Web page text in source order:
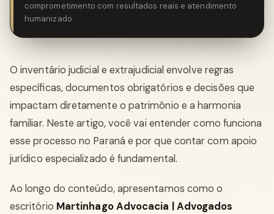
comprometimento com resultados reais e atendimento
humanizado.
O inventário judicial e extrajudicial envolve regras
específicas, documentos obrigatórios e decisões que
impactam diretamente o patrimônio e a harmonia
familiar. Neste artigo, você vai entender como funciona
esse processo no Paraná e por que contar com apoio
jurídico especializado é fundamental.
Ao longo do conteúdo, apresentamos como o
escritório Martinhago Advocacia | Advogados